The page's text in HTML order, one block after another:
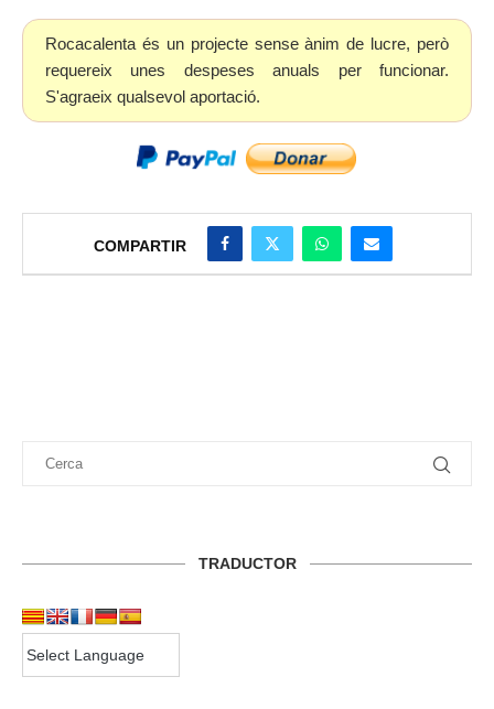
Rocacalenta és un projecte sense ànim de lucre, però
requereix unes despeses anuals per funcionar.
S'agraeix qualsevol aportació.
COMPARTIR
TRADUCTOR